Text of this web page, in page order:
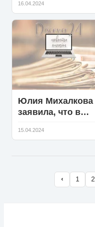
впечатлениях
после просмотра
сериала
«Фоллаут»
16.04.2024
Юлия Михалкова
заявила, что в
пельменях" она
15.04.2024
‹ 1 2